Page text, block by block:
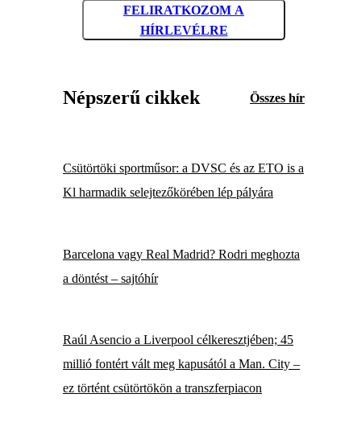
FELIRATKOZOM A
HÍRLEVÉLRE
Népszerű cikkek Összes hír
Csütörtöki sportműsor: a DVSC és az ETO is a
Kl harmadik selejtezőkörében lép pályára
Barcelona vagy Real Madrid? Rodri meghozta
a döntést – sajtóhír
Raúl Asencio a Liverpool célkeresztjében; 45
millió fontért vált meg kapusától a Man. City –
ez történt csütörtökön a transzferpiacon